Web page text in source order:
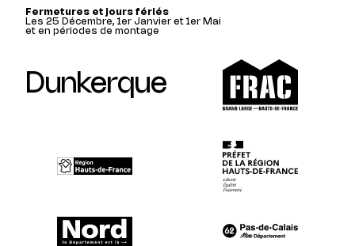
Fermetures et jours fériés
Les 25 Décembre, 1er Janvier et 1er Mai
et en périodes de montage
Dunkerque